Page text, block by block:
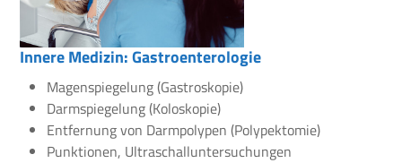
Innere Medizin: Gastroenterologie
Magenspiegelung (Gastroskopie)
Darmspiegelung (Koloskopie)
Entfernung von Darmpolypen (Polypektomie)
Punktionen, Ultraschalluntersuchungen